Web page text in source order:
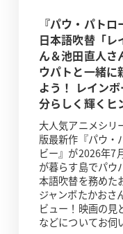
『パウ・パト
日本語吹替「レ
ん＆池田直人さ
ウパトと一緒に
よう！ レイン
分らしく輝くヒ
大人気アニメシリ
版最新作『パウ・
ビー』が2026年7
が暮らす島でパウ
本語吹替を務めた
ジャンボたかおさ
ビュー！映画の見
などについてお伺